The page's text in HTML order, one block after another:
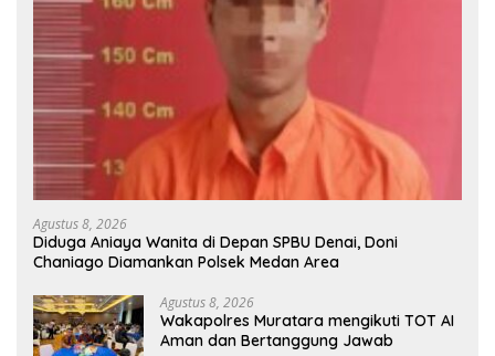
Agustus 8, 2026
Diduga Aniaya Wanita di Depan SPBU Denai, Doni
Chaniago Diamankan Polsek Medan Area
Agustus 8, 2026
Wakapolres Muratara mengikuti TOT AI
Aman dan Bertanggung Jawab